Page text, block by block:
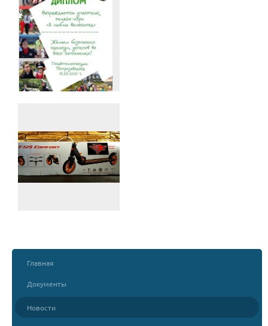
Главная
Документы
Новости